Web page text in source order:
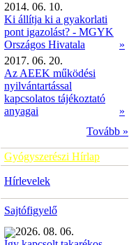
2014. 06. 10.
Ki állítja ki a gyakorlati
pont igazolást? - MGYK
Országos Hivatala
»
2017. 06. 20.
Az AEEK működési
nyilvántartással
kapcsolatos tájékoztató
anyagai
»
Tovább »
Gyógyszerészi Hírlap
Hírlevelek
Sajtófigyelő
2026. 08. 06.